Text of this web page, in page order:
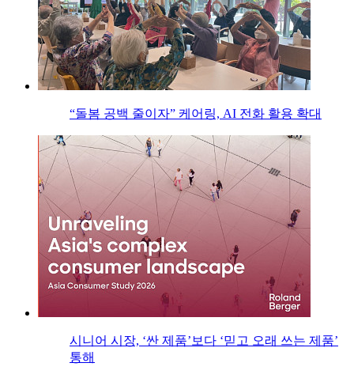
“돌봄 공백 줄이자” 케어링, AI 전화 활용 확대
시니어 시장, ‘싼 제품’보다 ‘믿고 오래 쓰는 제품’
통해